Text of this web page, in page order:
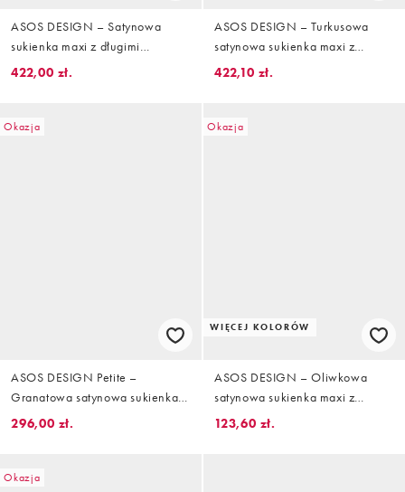
ASOS DESIGN – Satynowa
sukienka maxi z długimi
rękawami i peleryną, w kolorze
422,00 zł.
ASOS DESIGN – Turkusowa
satynowa sukienka maxi z
długimi rękawami i pelerynką
422,10 zł.
Okazja
ASOS DESIGN Petite –
Granatowa satynowa sukienka
maxi z nietoperzowymi
296,00 zł.
Okazja
WIĘCEJ KOLORÓW
ASOS DESIGN – Oliwkowa
satynowa sukienka maxi z
zabudowanym dekoltem i
123,60 zł.
Okazja